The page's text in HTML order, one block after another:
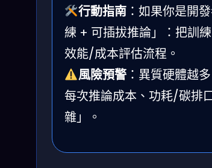
行動指南：如果你是開
練 + 可插拔推論」：把訓
效能/成本評估流程。
風險預警：異質硬體越
每次推論成本、功耗/碳排
雜」。